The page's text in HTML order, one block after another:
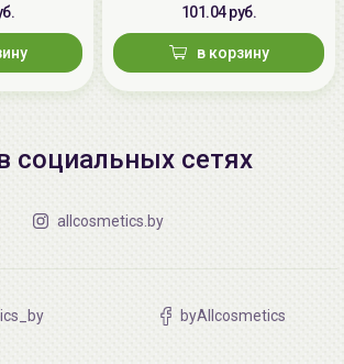
101.04 руб.
в корзину
социальных сетях
allcosmetics.by
byAllcosmetics